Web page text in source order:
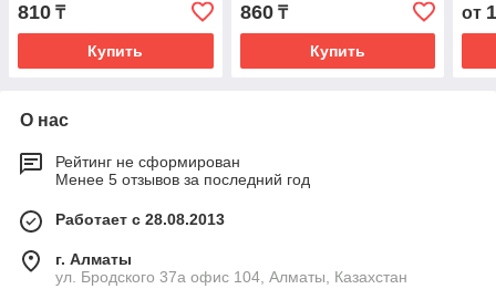
810 ₸
Купить
860₸
Купить
от
О нас
Рейтинг не сформирован
Менее 5 отзывов за последний год
Работает с 28.08.2013
г. Алматы
ул. Бродского 37а офис 104, Алматы, Казахстан